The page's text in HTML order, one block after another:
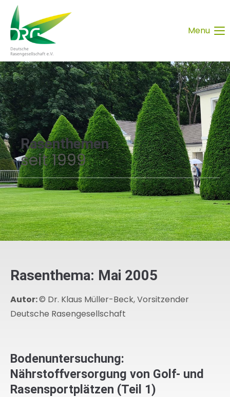
Menu
Rasenthemen
seit 1999
Rasenthema: Mai 2005
Autor:© Dr. Klaus Müller-Beck, Vorsitzender
Deutsche Rasengesellschaft
Bodenuntersuchung:
Nährstoffversorgung von Golf- und
Rasensportplätzen (Teil 1)